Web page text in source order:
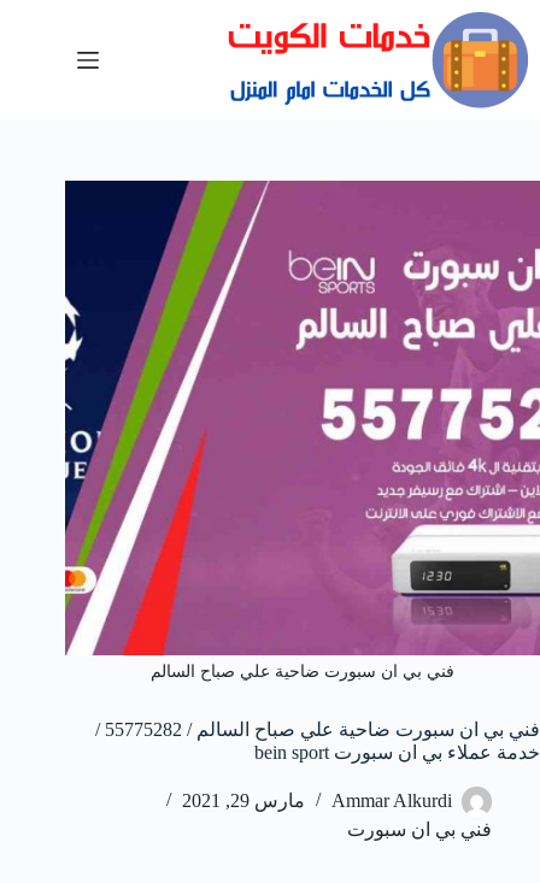
فني بي ان سبورت ضاحية علي صباح السالم
فني بي ان سبورت ضاحية علي صباح السالم / 55775282 /
خدمة عملاء بي ان سبورت bein sport
Ammar Alkurdi
مارس 29, 2021
فني بي ان سبورت